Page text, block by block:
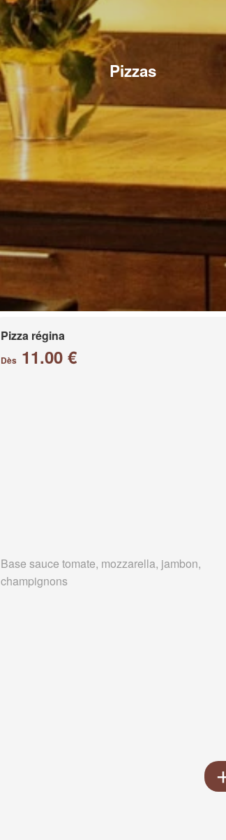
Pizzas
Pizza régina
Dès11.00 €
Base sauce tomate, mozzarella, jambon,
champignons